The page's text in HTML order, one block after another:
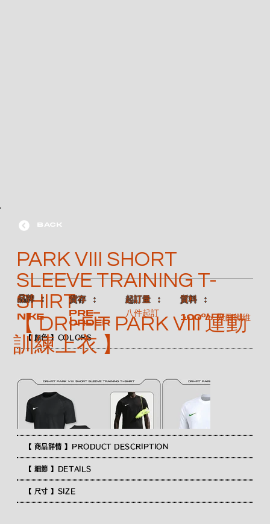
【 顏色 】COLORS
【 商品詳情 】PRODUCT DESCRIPTION
【 細節 】DETAILS
【 尺寸 】SIZE
BACK
PARK VIII SHORT
SLEEVE TRAINING T-
SHIRT
【 DRI-FIT PARK VIII 運動
訓練上衣 】
​品牌 ：
NIKE
​貨存 ：
Pre-
order
​起訂量 ：
八件起訂
​質料 ：
100% 聚酯纖維